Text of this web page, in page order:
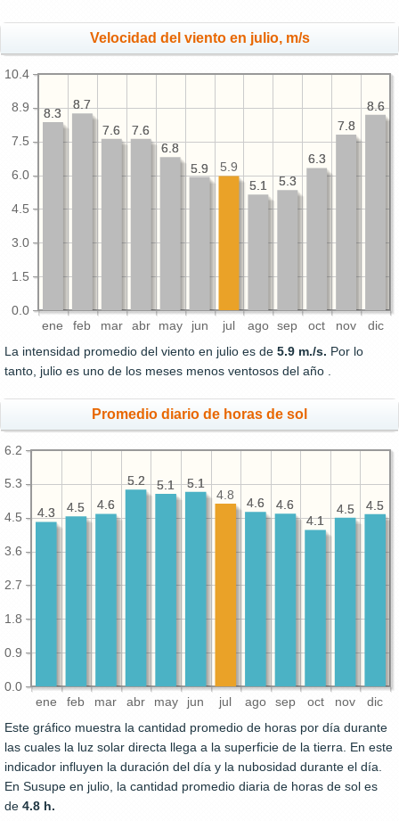
Velocidad del viento en julio, m/s
ene feb mar abr may jun jul ago sep oct nov dic
0.0
1.5
3.0
4.5
6.0
7.5
8.9
10.4
8.6
7.8
6.3
5.3
5.1
5.9
6.8
7.6
7.6
8.7
8.3
8.6
7.8
6.3
5.3
5.1
5.9
5.9
6.8
7.6
7.6
8.7
8.3
La intensidad promedio del viento en julio es de 5.9 m./s. Por lo
tanto, julio es uno de los meses menos ventosos del año .
Promedio diario de horas de sol
ene feb mar abr may jun jul ago sep oct nov dic
0.0
0.9
1.8
2.7
3.6
4.5
5.3
6.2
4.5
4.5
4.1
4.6
4.6
5.1
5.1
5.2
4.6
4.5
4.3
4.5
4.5
4.1
4.6
4.6
4.8
5.1
5.1
5.2
4.6
4.5
4.3
Este gráfico muestra la cantidad promedio de horas por día durante
las cuales la luz solar directa llega a la superficie de la tierra. En este
indicador influyen la duración del día y la nubosidad durante el día.
En Susupe en julio, la cantidad promedio diaria de horas de sol es
de 4.8 h.